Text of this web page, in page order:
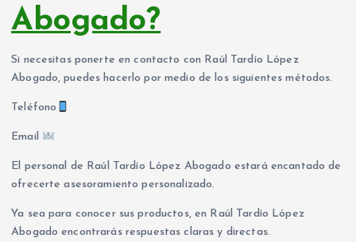
Abogado?
Si necesitas ponerte en contacto con Raúl Tardío López
Abogado, puedes hacerlo por medio de los siguientes métodos.
Teléfono
Email
El personal de Raúl Tardío López Abogado estará encantado de
ofrecerte asesoramiento personalizado.
Ya sea para conocer sus productos, en Raúl Tardío López
Abogado encontrarás respuestas claras y directas.